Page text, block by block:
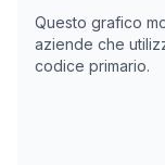
Questo grafico
aziende che
codice primario.
Data
05/04/2025
15/05/2025